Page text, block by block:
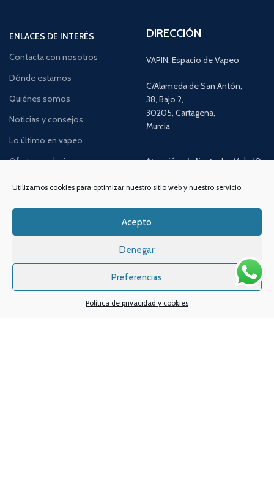
Utilizamos cookies para optimizar nuestro sitio web y nuestro servicio.
Acepto
Denegar
Preferencias
Política de privacidad y cookies
ENLACES DE INTERÉS
Contacta con nosotros
Dónde estamos
Quiénes somos
Noticias y consejos
Lo último en vapeo
Ofertas exclusivas
Promociones especiales
DIRECCIÓN
VAPIN, Espacio de Vapeo
C/Alameda de San Antón,
38, Bajo 2,
30205, Cartagena,
Murcia
Atención al cliente:L a V de 10
Email: